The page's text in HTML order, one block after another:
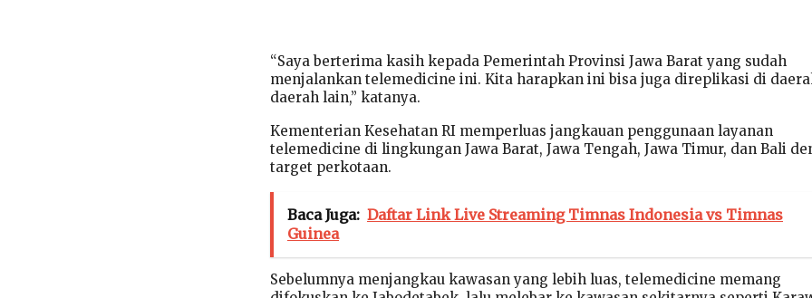
“Saya berterima kasih kepada Pemerintah Provinsi Jawa Barat yang sudah
menjalankan telemedicine ini. Kita harapkan ini bisa juga direplikasi di
daerah lain,” katanya.
Kementerian Kesehatan RI memperluas jangkauan penggunaan layanan
telemedicine di lingkungan Jawa Barat, Jawa Tengah, Jawa Timur, dan Bali
target perkotaan.
Baca Juga: Daftar Link Live Streaming Timnas Indonesia vs Timnas
Guinea
Sebelumnya menjangkau kawasan yang lebih luas, telemedicine memang